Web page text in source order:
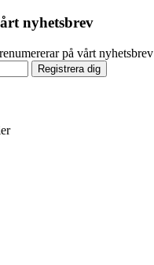
nyhetsbrev
på vårt nyhetsbrev
Registrera dig